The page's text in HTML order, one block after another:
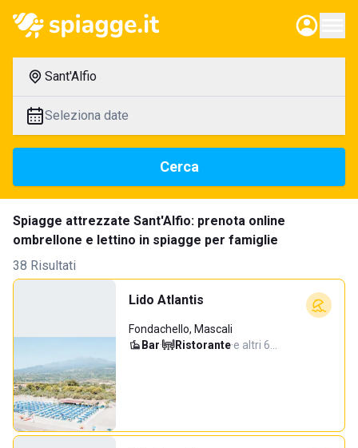
Sant'Alfio
Seleziona date
Cerca
Spiagge attrezzate Sant'Alfio: prenota online
ombrellone e lettino in spiagge per famiglie
38 Risultati
Lido Atlantis
Fondachello, Mascali
Bar· Ristorante·e altri 6…